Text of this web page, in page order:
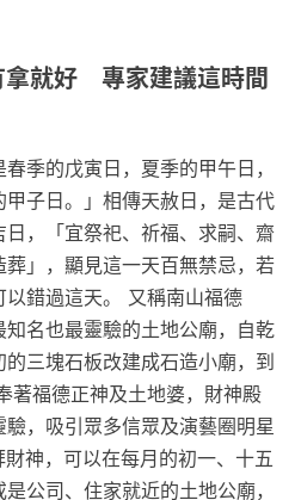
拿就好 專家建議這時間
季的戊寅日，夏季的甲午日，
子日。」相傳天赦日，是古代
，「宜祭祀、祈福、求嗣、齋
」，顯見這一天百無禁忌，若
以錯過這天。 又稱南山福德
名也最靈驗的土地公廟，自乾
三塊石板改建成石造小廟，到
著福德正神及土地婆，財神殿
，吸引眾多信眾及演藝圈明星
神，可以在每月的初一、十五
公司、住家就近的土地公廟，